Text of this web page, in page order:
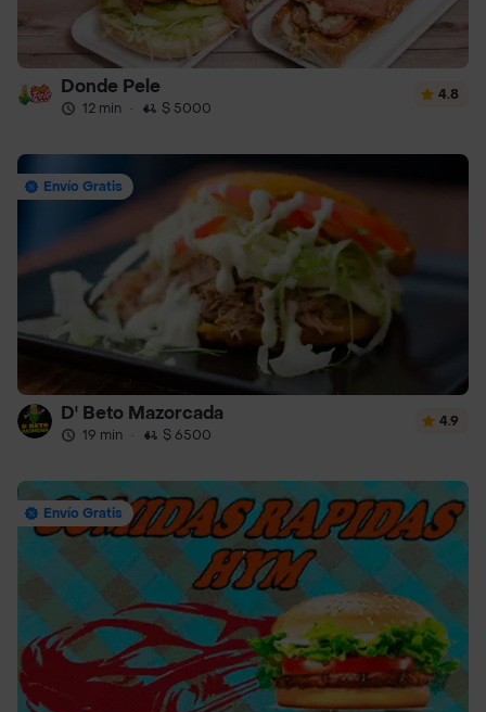
Donde Pele
12 min · $ 5000
4.8
Envío Gratis
D' Beto Mazorcada
19 min · $ 6500
4.9
Envío Gratis